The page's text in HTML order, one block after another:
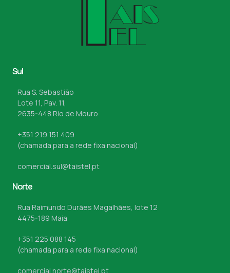
Sul
Rua S. Sebastião
Lote 11, Pav. 11,
2635-448 Rio de Mouro
+351 219 151 409
(chamada para a rede fixa nacional)
comercial.sul@taistel.pt
Norte
Rua Raimundo Durães Magalhães, lote 12
4475-189 Maia
+351 225 088 145
(chamada para a rede fixa nacional)
comercial.norte@taistel.pt